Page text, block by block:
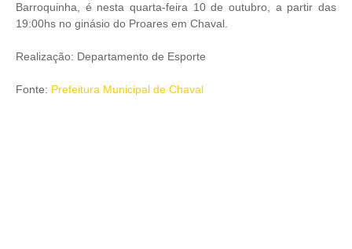
Barroquinha, é nesta quarta-feira 10 de outubro, a partir das
19:00hs no ginásio do Proares em Chaval.
Realização: Departamento de Esporte
Fonte: Prefeitura Municipal de Chaval